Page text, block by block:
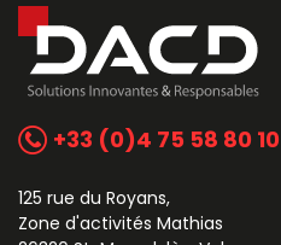
+33 (0)4 75 58 80 10
125 rue du Royans,
Zone d'activités Mathias